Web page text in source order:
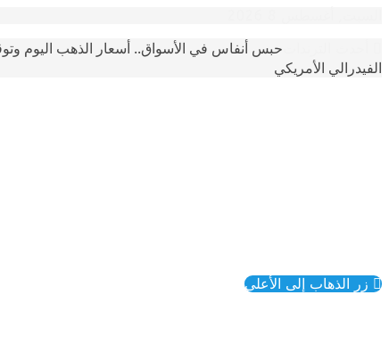
حبس أنفاس في الأسواق.. أسعار الذهب اليوم
الفيدرالي الأمريكي
زر الذهاب إلى الأعلى